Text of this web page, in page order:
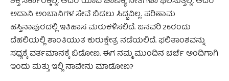
ಅದಾನಿ ಅಂಬಾನಿಗಳ ಸೇವೆ ಬಿಡಲು ಸಿದ್ಧವಿಲ್ಲ. ಪರಿಣಾಮ
ಹಸ್ತಿನಾಪುರದಲ್ಲಿ ಇತಿಹಾಸ ಮರುಕಳಿಸಲಿದೆ. ಜನವರಿ 26ರಂದು
ದೆಹಲಿಯಲ್ಲಿ ಶಾಂತಿಯುತ ಕುರುಕ್ಷೇತ್ರ ನಡೆಯಲಿದೆ. ಫಲಿತಾಂಶವನ್ನು
ಸಧ್ಯಕ್ಕೆ ವರ್ತಮಾನಕ್ಕೆ ಬಿಡೋಣ. ಈಗ ನಮ್ಮ ಮುಂದಿನ ಚರ್ಚೆ ಅಂದಿಗಾಗಿ
ಇಂದು ಮತ್ತು ಇಲ್ಲಿ ನಾವೇನು ಮಾಡೋಣ?